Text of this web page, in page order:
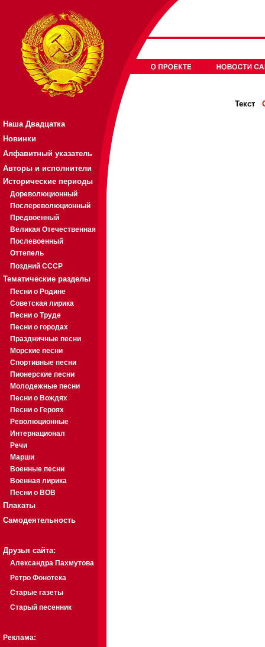
Наша Двадцатка
Новинки
Алфавитный указатель
Авторы и исполнители
Исторические периоды
Дореволюционный
Послереволюционный
Предвоенный
Великая Отечественная
Послевоенный
Оттепель
Поздний СССР
Тематические разделы
Песни о Родине
Советская лирика
Песни о Труде
Песни о городах
Праздничные песни
Морские песни
Спортивные песни
Пионерские песни
Молодежные песни
Песни о Вождях
Песни о Героях
Революционные
Интернационал
Речи
Марши
Военные песни
Военная лирика
Песни о ВОВ
Плакаты
Самодеятельность
Друзья сайта:
Александра Пахмутова
Ретро Фонотека
Старые газеты
Старый песенник
Реклама:
Текст